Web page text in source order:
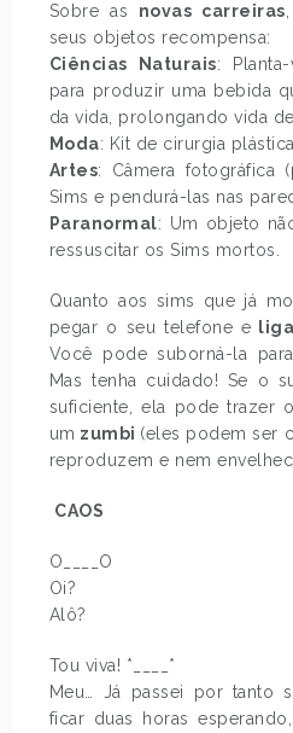
Sobre as novas carreiras
seus objetos recompensa:
Ciências Naturais:
para produzir uma bebida
da vida, prolongando vida de
Moda: Kit de cirurgia plástica.
Artes: Câmera fotográfica
Sims e pendurá-las nas
Paranormal: Um objeto
ressuscitar os Sims mortos.
Quanto aos sims que já
pegar o seu telefone e
Você pode suborná-la
Mas tenha cuidado! Se o
suficiente, ela pode trazer
um zumbi (eles podem ser
reproduzem e nem
CAOS
O____O
Oi?
Alô?
Tou viva! *____*
Meu… Já passei por tanto
ficar duas horas